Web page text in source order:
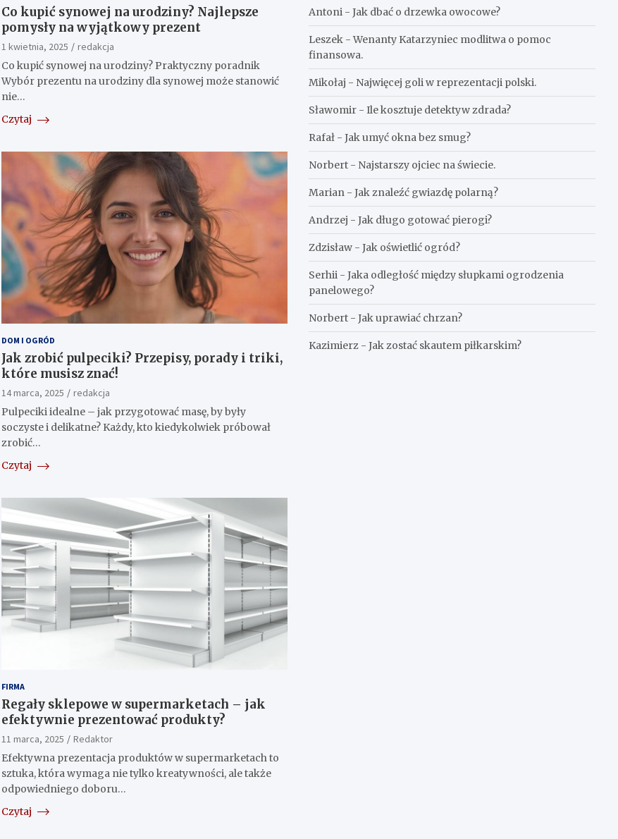
Co kupić synowej na urodziny? Najlepsze
pomysły na wyjątkowy prezent
1 kwietnia, 2025
redakcja
Co kupić synowej na urodziny? Praktyczny poradnik
Wybór prezentu na urodziny dla synowej może stanowić
nie…
Czytaj
DOM I OGRÓD
Jak zrobić pulpeciki? Przepisy, porady i triki,
które musisz znać!
14 marca, 2025
redakcja
Pulpeciki idealne – jak przygotować masę, by były
soczyste i delikatne? Każdy, kto kiedykolwiek próbował
zrobić…
Czytaj
FIRMA
Regały sklepowe w supermarketach – jak
efektywnie prezentować produkty?
11 marca, 2025
Redaktor
Efektywna prezentacja produktów w supermarketach to
sztuka, która wymaga nie tylko kreatywności, ale także
odpowiedniego doboru…
Czytaj
Antoni -Jak dbać o drzewka owocowe?
Leszek -Wenanty Katarzyniec modlitwa o pomoc
finansowa.
Mikołaj - Najwięcej goli w reprezentacji polski.
Sławomir -Ile kosztuje detektyw zdrada?
Rafał -Jak umyć okna bez smug?
Norbert - Najstarszy ojciec na świecie.
Marian -Jak znaleźć gwiazdę polarną?
Andrzej -Jak długo gotować pierogi?
Zdzisław -Jak oświetlić ogród?
Serhii -Jaka odległość między słupkami ogrodzenia
panelowego?
Norbert -Jak uprawiać chrzan?
Kazimierz -Jak zostać skautem piłkarskim?